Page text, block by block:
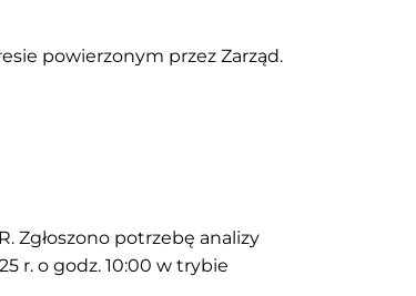
powierzonym przez Zarząd.
Zgłoszono potrzebę analizy
r. o godz. 10:00 w trybie